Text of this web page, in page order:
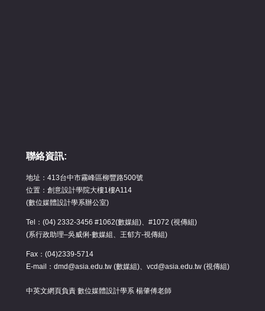
聯絡資訊:
地址：413台中市霧峰區柳豐路500號
位置：創意設計學院大樓1樓A114
(數位媒體設計學系辦公室)
Tel：(04) 2332-3456 #1062(數媒組)、#1072 (視傳組)
(系行政助理–吳威俐-數媒組、王郁方-視傳組)
Fax：(04)2339-5714
E-mail：dmd@asia.edu.tw (數媒組)、vcd@asia.edu.tw (視傳組)
中英文網頁負責 數位媒體設計學系 楊肇傅老師